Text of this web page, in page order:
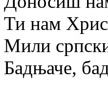
Ти нам
Мили
Бадњаче,